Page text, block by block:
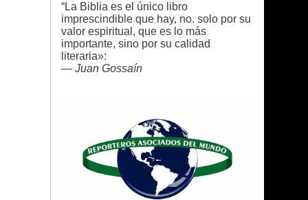
“La Biblia es el único libro
imprescindible que hay, no. solo por su
valor espiritual, que es lo más
importante, sino por su calidad
literaria»:
— Juan Gossaín